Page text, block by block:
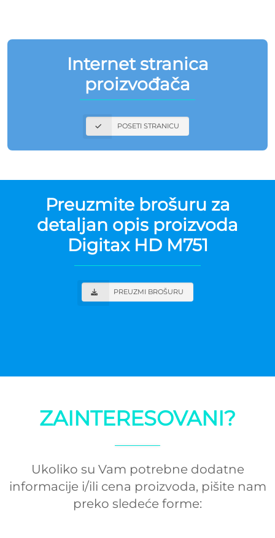
Internet stranica
proizvođača
POSETI STRANICU
Preuzmite brošuru za
detaljan opis proizvoda
Digitax HD M751
PREUZMI BROŠURU
ZAINTERESOVANI?
Ukoliko su Vam potrebne dodatne
informacije i/ili cena proizvoda, pišite nam
preko sledeće forme: